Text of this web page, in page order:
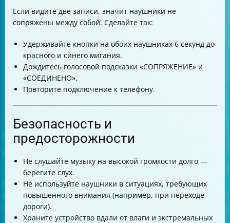
Если видите две записи, значит наушники не
сопряжены между собой. Сделайте так:
Удерживайте кнопки на обоих наушниках 6 секунд до
красного и синего мигания.
Дождитесь голосовой подсказки «СОПРЯЖЕНИЕ» и
«СОЕДИНЕНО».
Повторите подключение к телефону.
Безопасность и
предосторожности
Не слушайте музыку на высокой громкости долго —
берегите слух.
Не используйте наушники в ситуациях, требующих
повышенного внимания (например, при переходе
дороги).
Храните устройство вдали от влаги и экстремальных